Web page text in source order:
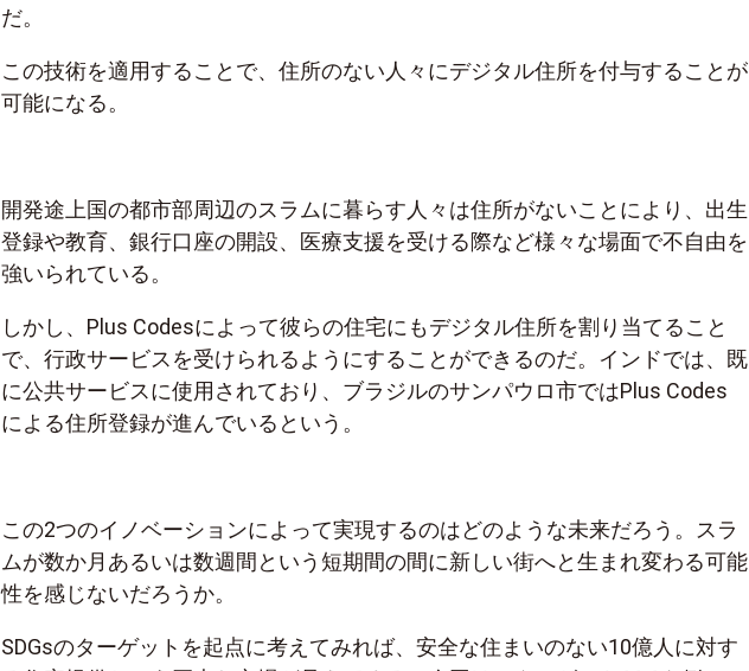
だ。
この技術を適用することで、住所のない人々にデジタル住所を付与することが
可能になる。
開発途上国の都市部周辺のスラムに暮らす人々は住所がないことにより、出生
登録や教育、銀行口座の開設、医療支援を受ける際など様々な場面で不自由を
強いられている。
しかし、Plus Codesによって彼らの住宅にもデジタル住所を割り当てること
で、行政サービスを受けられるようにすることができるのだ。インドでは、既
に公共サービスに使用されており、ブラジルのサンパウロ市ではPlus Codes
による住所登録が進んでいるという。
この2つのイノベーションによって実現するのはどのような未来だろう。スラ
ムが数か月あるいは数週間という短期間の間に新しい街へと生まれ変わる可能
性を感じないだろうか。
SDGsのターゲットを起点に考えてみれば、安全な住まいのない10億人に対す